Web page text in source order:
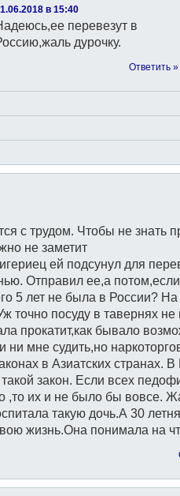
в 15:40
перевезут в
дурочку.
Ответить »
с трудом. Чтобы не знать
не заметит
ей подсунул для
Отправил ее,а потом,если
5 лет не была в России? На
точно посуду в тавернях
прокатит,как бывало
ни мне судить,но
в Азиатских странах. В
такой закон. Если всех
,то их и не было бы вовсе.
такую дочь.А 30
жизнь.Она понимала на